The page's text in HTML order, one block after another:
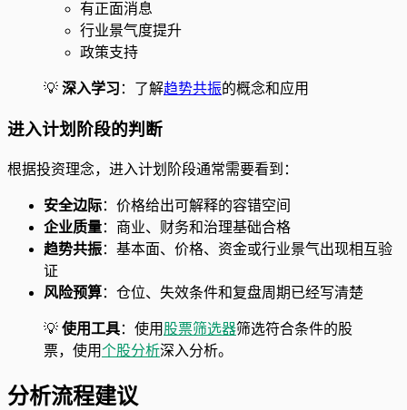
有正面消息
行业景气度提升
政策支持
💡 深入学习 ：了解趋势共振的概念和应用
进入计划阶段的判断
根据投资理念，进入计划阶段通常需要看到：
安全边际：价格给出可解释的容错空间
企业质量：商业、财务和治理基础合格
趋势共振：基本面、价格、资金或行业景气出现相互验
证
风险预算：仓位、失效条件和复盘周期已经写清楚
💡 使用工具：使用 股票筛选器筛选符合条件的股
票，使用个股分析深入分析。
分析流程建议